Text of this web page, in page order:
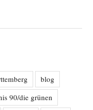
blog
90/die grünen